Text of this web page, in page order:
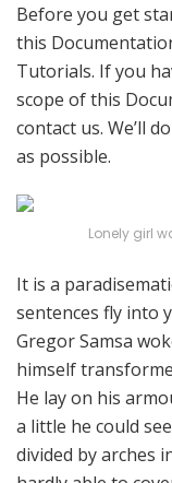
Before you get
this
Tutorials. If you
scope of this
contact us. We’ll
as possible.
Lonely girl
It is a
sentences fly into
Gregor Samsa
himself
He lay on his
a little he could
divided by arches